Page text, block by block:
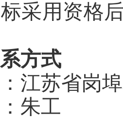
采用资格
方式
江苏省岗
朱工